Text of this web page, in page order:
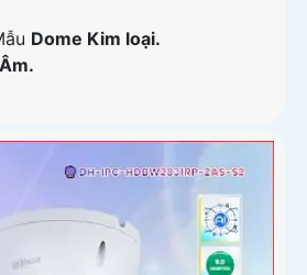
Dome Kim loại.